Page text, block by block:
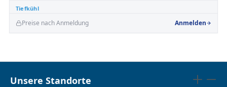
Tiefkühl
Preise nach Anmeldung Anmelden
Unsere Standorte